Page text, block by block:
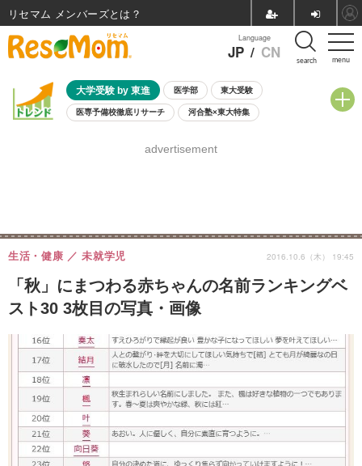
menu
Language
JP / CN search
大学受験 by 東進 医学部 東大受験
医専予備校徹底リサーチ 河合塾×東大特集
8月開催学校説明会・相談会
advertisement
「秋」にまつわる赤ちゃんの名前ランキングベ
スト30 3枚目の写真・画像
生活・健康 未就学児 2016.10.6（木） 19:45
リセマム メンバーズ